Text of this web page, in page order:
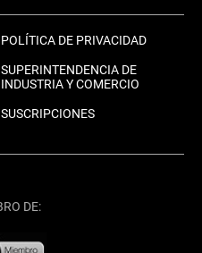
POLÍTICA DE PRIVACIDAD
SUPERINTENDENCIA DE
INDUSTRIA Y COMERCIO
SUSCRIPCIONES
DE: